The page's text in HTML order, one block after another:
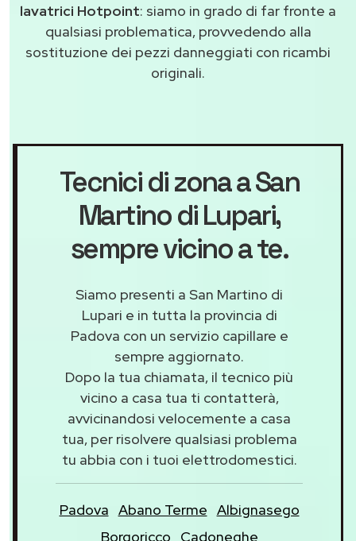
lavatrici Hotpoint: siamo in grado di far fronte a
qualsiasi problematica, provvedendo alla
sostituzione dei pezzi danneggiati con ricambi
originali.
Tecnici di zona a San
Martino di Lupari,
sempre vicino a te.
Siamo presenti a San Martino di
Lupari e in tutta la provincia di
Padova con un servizio capillare e
sempre aggiornato.
Dopo la tua chiamata, il tecnico più
vicino a casa tua ti contatterà,
avvicinandosi velocemente a casa
tua, per risolvere qualsiasi problema
tu abbia con i tuoi elettrodomestici.
Padova Abano Terme Albignasego
Borgoricco
Cadoneghe